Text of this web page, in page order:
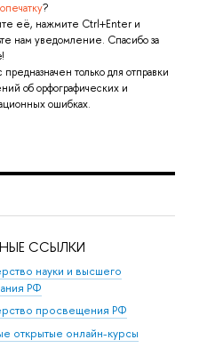
опечатку?
её, нажмите Ctrl+Enter и
нам уведомление. Спасибо за
только для отправки
об орфографических и
ошибках.
ССЫЛКИ
науки и высшего
РФ
просвещения РФ
открытые онлайн-курсы